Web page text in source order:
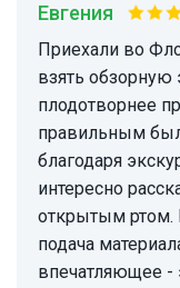
Евгения
Приехали во Флоренции на один день и решили
взять
плодотворнее
правильным
благодаря
интересно
открытым ртом.
подача
впечатляющее -